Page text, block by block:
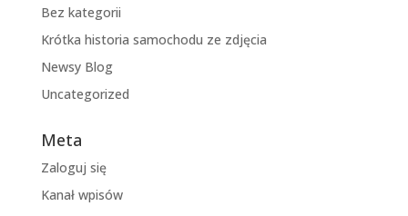
Bez kategorii
Krótka historia samochodu ze zdjęcia
Newsy Blog
Uncategorized
Meta
Zaloguj się
Kanał wpisów